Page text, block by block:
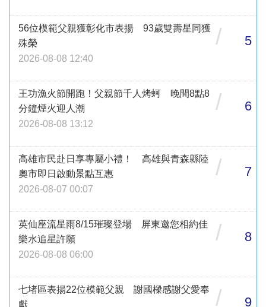
56位模範父親獲彰化市表揚 93歲雙壽星同獲
殊榮
2026-08-08 12:40
/ 5
王功漁火節開跑！父親節千人烤蚵 晚間8點8
分鐘煙火迎人潮
2026-08-08 13:12
/ 6
高雄市民赴日享專屬小禮！ 高雄與青森縣陸
奧市即日啟動景點互惠
2026-08-07 00:07
/ 7
英仙座流星雨8/15璀璨登場 屏東邀您相約佳
樂水追星許願
2026-08-08 06:00
/ 8
七堵區表揚22位模範父親 謝國樑感謝父愛奉
獻
/ 9